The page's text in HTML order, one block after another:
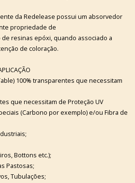
da Redelease possui um absorvedor
propriedade de
resinas epóxi, quando associado a
de coloração.
100% transparentes que necessitam
que necessitam de Proteção UV
(Carbono por exemplo) e/ou Fibra de
Bottons etc.);
Pastosas;
Tubulações;